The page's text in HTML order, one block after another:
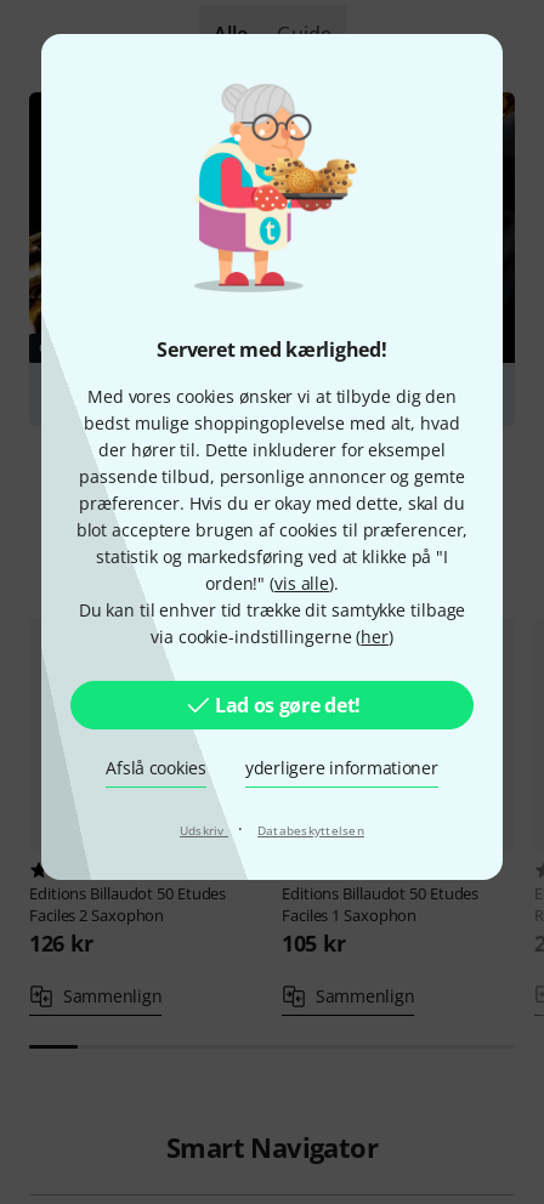
Serveret med kærlighed!
Med vores cookies ønsker vi at tilbyde dig den
bedst mulige shoppingoplevelse med alt, hvad
der hører til. Dette inkluderer for eksempel
passende tilbud, personlige annoncer og gemte
præferencer. Hvis du er okay med dette, skal du
blot acceptere brugen af cookies til præferencer,
statistik og markedsføring ved at klikke på "I
orden!" (vis alle).
Du kan til enhver tid trække dit samtykke tilbage
via cookie-indstillingerne (her)
Lad os gøre det!
Afslå cookies yderligere informationer
Udskriv · Databeskyttelsen
Alle Guide
GUIDE
Saxophones
Sammenlign valgmuligheder
Editions Billaudot 50 Etudes
Faciles 2 Saxophon
126 kr
Sammenlign
Editions Billaudot 50 Etudes
Faciles 1 Saxophon
105 kr
Sammenlign
Smart Navigator